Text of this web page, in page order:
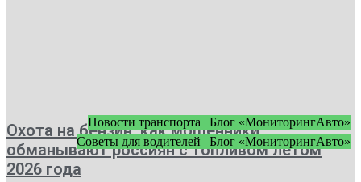
Новости транспорта | Блог «МониторингАвто»
Советы для водителей | Блог «МониторингАвто»
Охота на бензин: как мошенники
обманывают россиян с топливом летом
2026 года